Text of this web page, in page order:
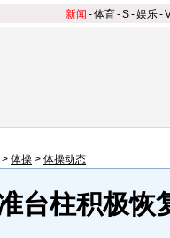
新闻 -体育-S-娱乐-
> 体操 > 体操动态
台柱积极恢